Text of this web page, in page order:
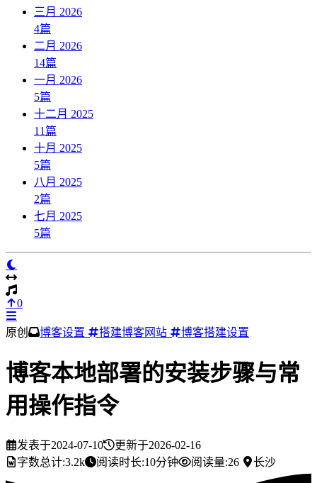
三月 2026
4篇
二月 2026
14篇
一月 2026
5篇
十二月 2025
11篇
十月 2025
5篇
八月 2025
2篇
七月 2025
5篇
0
原创 博客设置 搭建博客网站 博客搭建设置
博客本地部署的安装步骤与常
用操作指令
发表于2024-07-10 更新于2026-02-16
字数总计:3.2k 阅读时长:10分钟 阅读量:26 长沙